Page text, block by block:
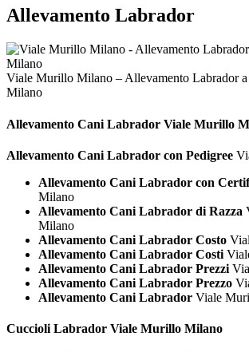
Allevamento Labrador
Viale Murillo Milano – Allevamento Labrador
Milano
Allevamento Cani Labrador Viale Murillo
Allevamento Cani Labrador con Pedigree
Allevamento Cani Labrador con
Milano
Allevamento Cani Labrador di Razza
Milano
Allevamento Cani Labrador Costo
Allevamento Cani Labrador Costi
Allevamento Cani Labrador Prezzi
Allevamento Cani Labrador Prezzo
Allevamento Cani Labrador Viale
Cuccioli Labrador Viale Murillo Milano